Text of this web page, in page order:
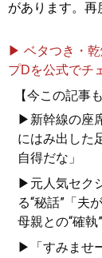
があります。再
▶ ベタつき・
プDを公式でチ
【今この記事
▶新幹線の座
にはみ出した
自得だな」
▶元人気セク
る“秘話”「夫
母親との“確執
▶「すみませ